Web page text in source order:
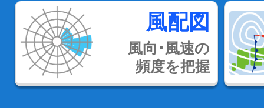
風配図
風向･風速の
頻度を把握